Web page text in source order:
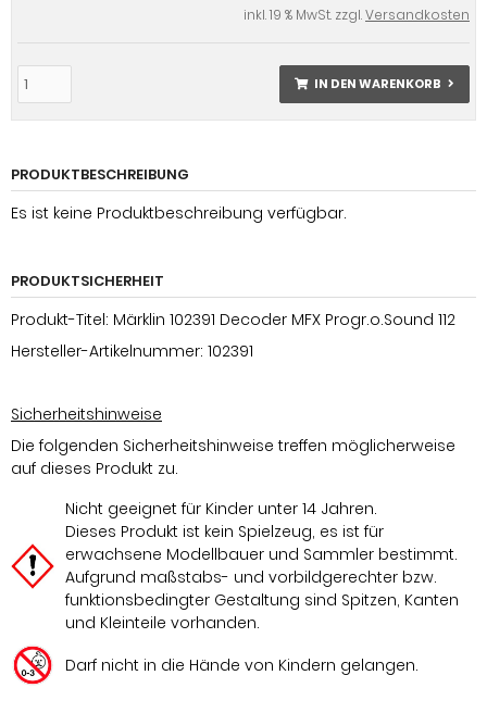
inkl. 19 % MwSt. zzgl.Versandkosten
IN DEN WARENKORB
PRODUKTBESCHREIBUNG
Es ist keine Produktbeschreibung verfügbar.
PRODUKTSICHERHEIT
Produkt-Titel: Märklin 102391 Decoder MFX Progr.o.Sound 112
Hersteller-Artikelnummer: 102391
Sicherheitshinweise
Die folgenden Sicherheitshinweise treffen möglicherweise
auf dieses Produkt zu.
Nicht geeignet für Kinder unter 14 Jahren.
Dieses Produkt ist kein Spielzeug, es ist für
erwachsene Modellbauer und Sammler bestimmt.
Aufgrund maßstabs- und vorbildgerechter bzw.
funktionsbedingter Gestaltung sind Spitzen, Kanten
und Kleinteile vorhanden.
Darf nicht in die Hände von Kindern gelangen.